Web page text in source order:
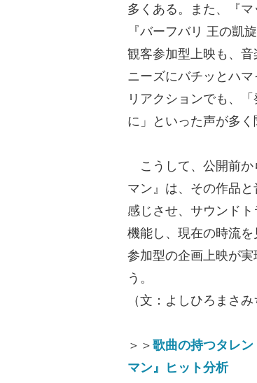
多くある。また、『
『バーフバリ 王の凱
観客参加型上映も、
ニーズにバチッとハ
リアクションでも、
に」といった声が多く
こうして、公開前か
マン』は、その作品
感じさせ、サウンド
機能し、現在の時流
参加型の企画上映が
う。
（文：よしひろまさみ
＞＞ 歌曲の持つタレ
マン』ヒット分析